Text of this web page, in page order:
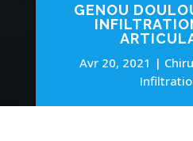
GENOU
Avr 20, 2021